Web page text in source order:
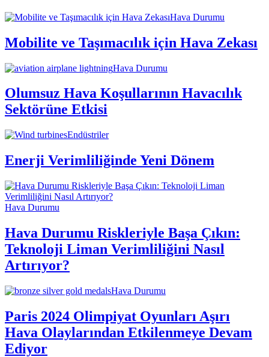
Hava Durumu
Mobilite ve Taşımacılık için Hava Zekası
Hava Durumu
Olumsuz Hava Koşullarının Havacılık
Sektörüne Etkisi
Endüstriler
Enerji Verimliliğinde Yeni Dönem
Hava Durumu
Hava Durumu Riskleriyle Başa Çıkın:
Teknoloji Liman Verimliliğini Nasıl
Artırıyor?
Hava Durumu
Paris 2024 Olimpiyat Oyunları Aşırı
Hava Olaylarından Etkilenmeye Devam
Ediyor